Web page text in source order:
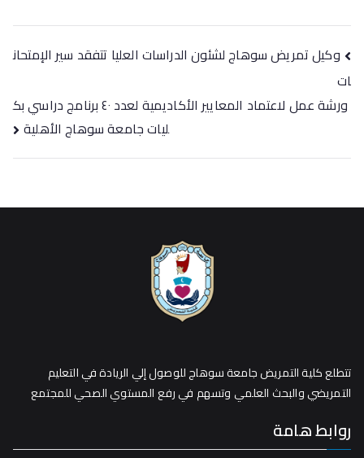
وكيل تمريض سوهاج لشئون الدراسات العليا تتفقد سير الإمتحان
ات
ورشة عمل لاعتماد المعايير الأكاديمية لعدد ٤٠ برنامج دراسي بك
ليات جامعة سوهاج الأهلية
تتطلع كلية التمريض جامعة سوهاج للوصول إلي الريادة في التعليم
التمريضي والبحث العلمي وتسهم في رفع المستوي الصحي للمجتمع
روابط هامة